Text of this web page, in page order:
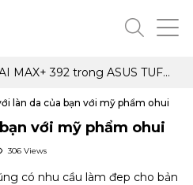
MAX+ 392 trong ASUS TUF
làn da của bạn với mỹ phẩm ohui
với mỹ phẩm ohui
306 Views
có nhu cầu làm đep cho bản